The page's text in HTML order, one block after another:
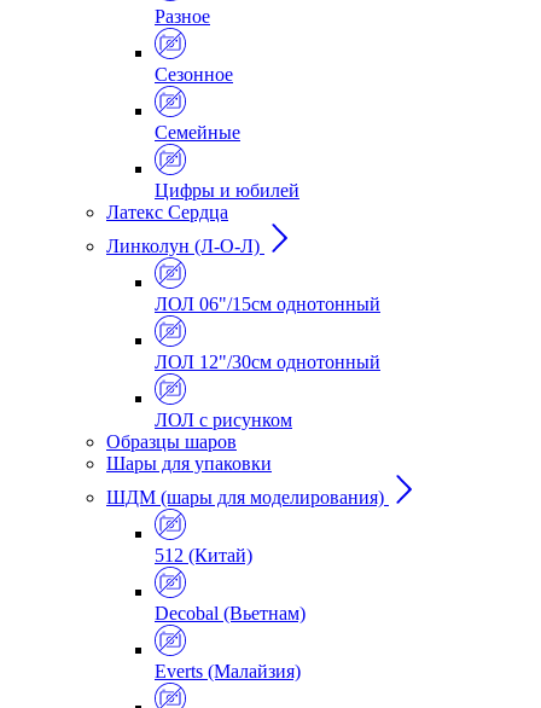
Разное
Сезонное
Семейные
Цифры и юбилей
Латекс Сердца
Линколун (Л-О-Л)
ЛОЛ 06"/15см однотонный
ЛОЛ 12"/30см однотонный
ЛОЛ с рисунком
Образцы шаров
Шары для упаковки
ШДМ (шары для моделирования)
512 (Китай)
Decobal (Вьетнам)
Everts (Малайзия)